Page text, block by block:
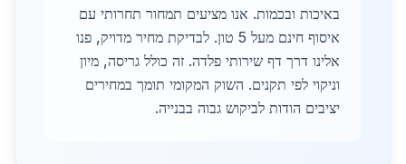
באיכות ובכמות. אנו מציעים תמחור תחרותי עם
איסוף חינם מעל 5 טון. לבדיקת מחיר מדויק, פנו
אלינו דרך דף שירותי פלדה. זה כולל גריסה, מיון
וניקוי לפי תקנים. השוק המקומי תומך במחירים
יציבים הודות לביקוש גבוה בבנייה.